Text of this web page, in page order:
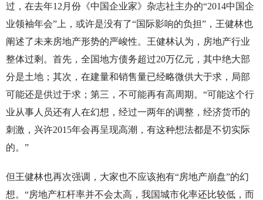
过，在去年12月份《中国企业家》杂志社主办的“2014中国企
业领袖年会”上，或许是没有了“国际影响的负担”，王健林也
阐述了未来房地产形势的严峻性。王健林认为，房地产行业
整体过剩。首先，全国地方债务超过20万亿元，其中绝大部
分是土地；其次，在建量和销售量已经略微供大于求，局部
可能还是供过于求；第三，不可能再有高周期。“可能这个行
业从事人员还有人在幻想，经过一两年的调整，经济货币的
刺激，兴许2015年会再呈现高潮，有这种想法都是不切实际
的。”
但王健林也再次强调，大家也不应该抱有“房地产崩盘”的幻
想。“房地产杠杆率并不会太高，我国城市化率还比较低，而